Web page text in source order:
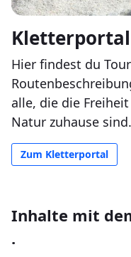
Kletterportal
Hier findest du
alle, die die
Natur zuhause sind.
Zum Kletterportal
Inhalte mit
.